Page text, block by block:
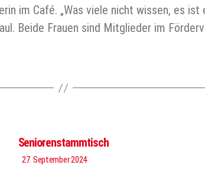
im Café. „Was viele nicht wissen, es
Beide Frauen sind Mitglieder im
Seniorenstammtisch
27. September 2024